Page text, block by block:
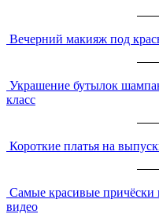
Вечерний макияж под
Украшение бутылок
класс
Короткие платья на
Самые красивые причёски
видео